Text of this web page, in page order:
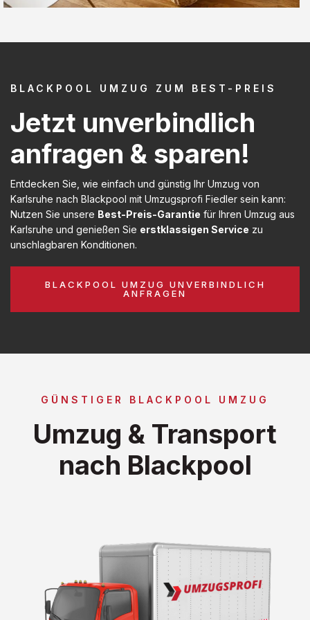
BLACKPOOL UMZUG ZUM BEST-PREIS
Jetzt unverbindlich
anfragen & sparen!
Entdecken Sie, wie einfach und günstig Ihr Umzug von
Karlsruhe nach Blackpool mit Umzugsprofi Fiedler sein kann:
Nutzen Sie unsere Best-Preis-Garantie für Ihren Umzug aus
Karlsruhe und genießen Sie erstklassigen Service zu
unschlagbaren Konditionen.
BLACKPOOL UMZUG UNVERBINDLICH
ANFRAGEN
GÜNSTIGER BLACKPOOL UMZUG
Umzug & Transport
nach Blackpool